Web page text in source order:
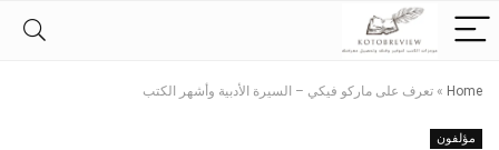
Home
» تعرف على ماركو فيكي – السيرة الأدبية وأشهر الكتب
مؤلفون